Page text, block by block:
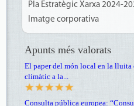
Pla Estratègic Xarxa 2024-
Imatge corporativa
Apunts més valorats
El paper del món local en la lluita
climàtic a la...
Consulta pública europea: